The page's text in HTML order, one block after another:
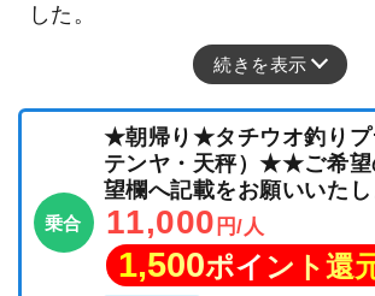
した。
続きを表示
乗合
★朝帰り★タチウオ釣りプ
テンヤ・天秤）★★ご希望
望欄へ記載をお願いいた
11,000 円/人
1,500ポイント還